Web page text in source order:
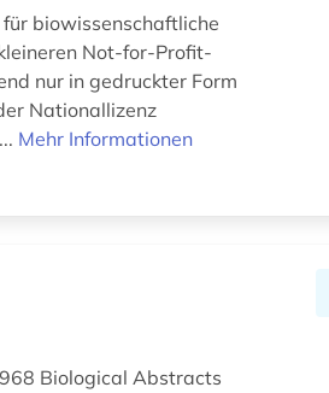
biowissenschaftliche
Not-for-Profit-
nur in gedruckter Form
Nationallizenz
Mehr Informationen
Biological Abstracts